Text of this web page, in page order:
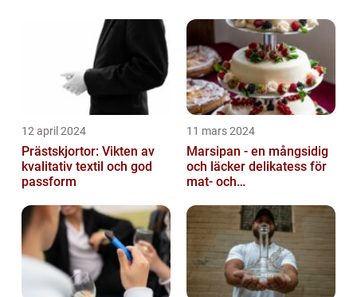
12 april 2024
Prästskjortor: Vikten av
kvalitativ textil och god
passform
11 mars 2024
Marsipan - en mångsidig
och läcker delikatess för
mat- och